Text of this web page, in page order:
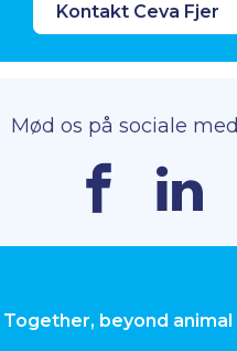
Kontakt Ceva Fjer
Mød os på sociale
Together, beyond animal